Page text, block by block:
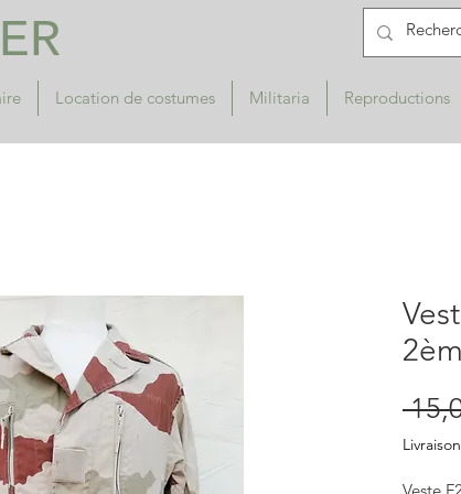
Location de costumes Militaria Reproductions
Livraison